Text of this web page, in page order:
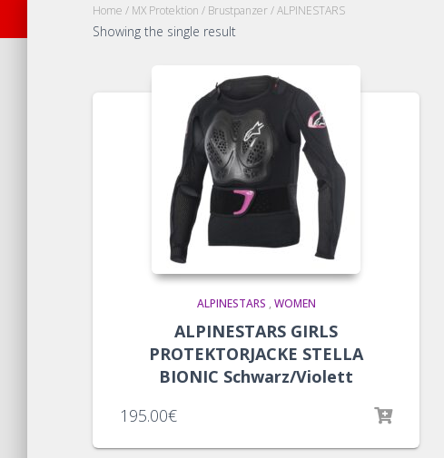
Home / MX Protektion / Brustpanzer/ ALPINESTARS
Showing the single result
ALPINESTARS , WOMEN
ALPINESTARS GIRLS
PROTEKTORJACKE STELLA
BIONIC Schwarz/Violett
195.00€